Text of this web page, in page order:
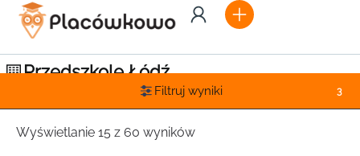
Przedszkole Łódź
Filtruj wyniki 3
Wyświetlanie 15 z 60 wyników